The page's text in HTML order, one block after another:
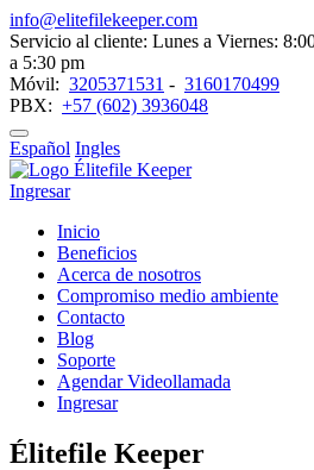
info@elitefilekeeper.com
Servicio al cliente: Lunes a Viernes:
a 5:30 pm
Móvil: 3205371531 - 3160170499
PBX: +57 (602) 3936048
Español Ingles
Ingresar
Inicio
Beneficios
Acerca de nosotros
Compromiso medio ambiente
Contacto
Blog
Soporte
Agendar Videollamada
Ingresar
Élitefile Keeper